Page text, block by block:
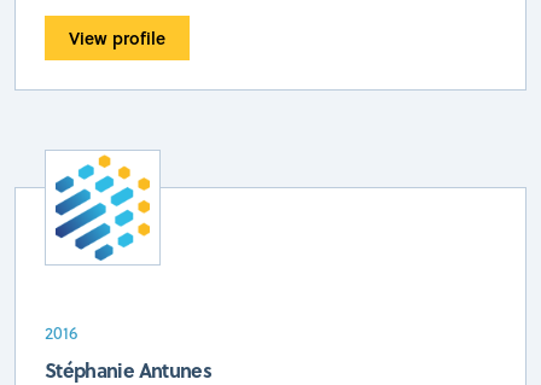
View profile
2016
Stéphanie Antunes